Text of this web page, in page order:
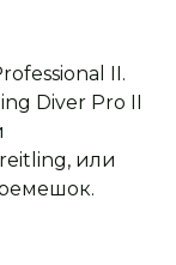
II.
Diver Pro II
или